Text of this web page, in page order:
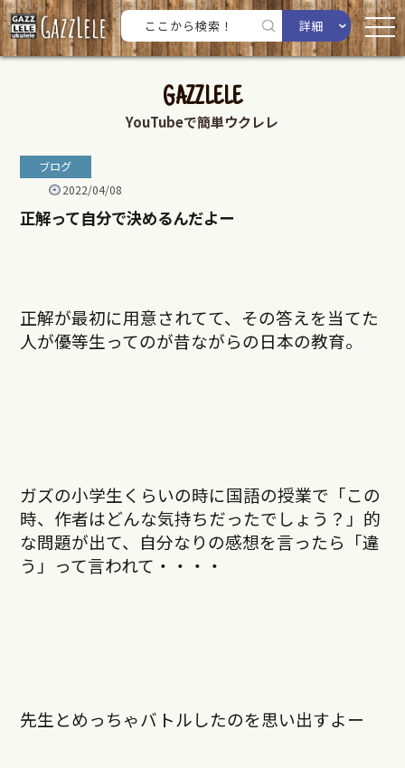
詳細
GAZZLELE
YouTubeで簡単ウクレレ
ブログ
2022/04/08
正解って自分で決めるんだよー
正解が最初に用意されてて、その答えを当てた
人が優等生ってのが昔ながらの日本の教育。
ガズの小学生くらいの時に国語の授業で「この
時、作者はどんな気持ちだったでしょう？」的
な問題が出て、自分なりの感想を言ったら「違
う」って言われて・・・・
先生とめっちゃバトルしたのを思い出すよー